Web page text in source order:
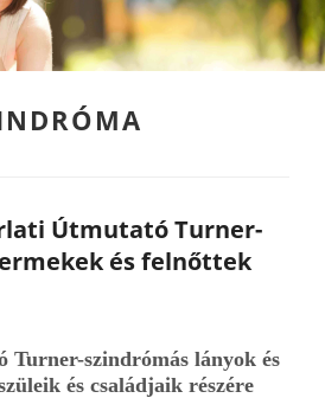
Útmutató Turner-
és felnőttek
Turner-szindrómás lányok és
és családjaik részére